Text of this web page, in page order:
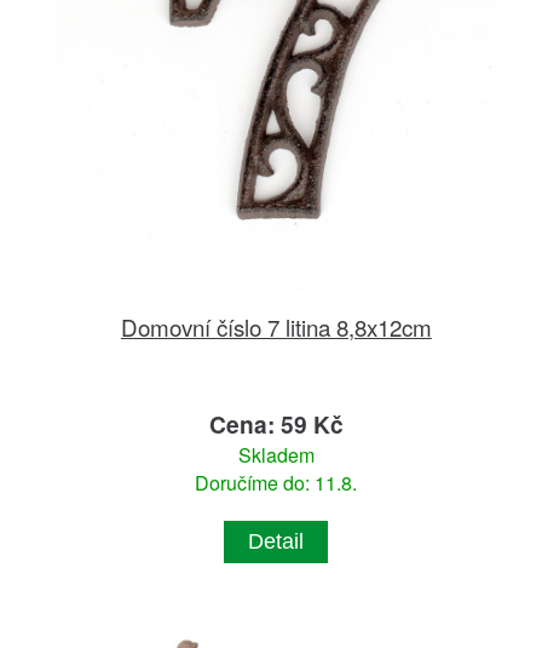
Domovní číslo 7 litina 8,8x12cm
Cena: 59 Kč
Skladem
Doručíme do: 11.8.
Detail